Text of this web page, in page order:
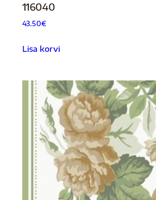
116040
43.50€
Lisa korvi